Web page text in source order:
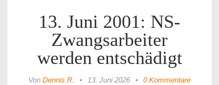
13. Juni 2001: NS-
Zwangsarbeiter
werden entschädigt
Von Dennis R. • 13. Juni 2026 • 0 Kommentare